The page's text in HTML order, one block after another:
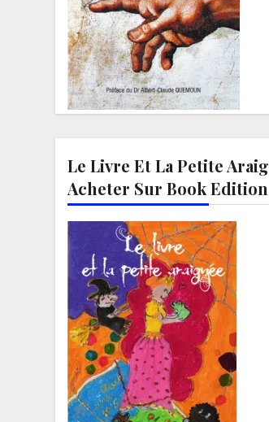
Le Livre Et La Petite
Acheter Sur Book Edition